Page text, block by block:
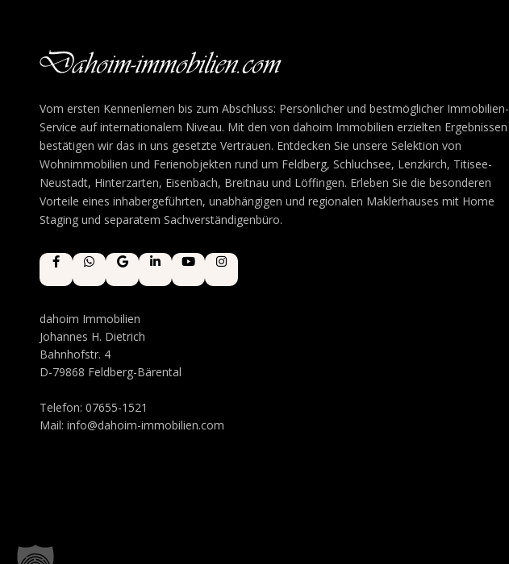
Vom ersten Kennenlernen bis zum Abschluss: Persönlicher und bestmöglicher Immobilien-
Service auf internationalem Niveau. Mit den von dahoim Immobilien erzielten Ergebnissen
bestätigen wir das in uns gesetzte Vertrauen. Entdecken Sie unsere Selektion von
Wohnimmobilien und Ferienobjekten rund um Feldberg, Schluchsee, Lenzkirch, Titisee-
Neustadt, Hinterzarten, Eisenbach, Breitnau und Löffingen. Erleben Sie die besonderen
Vorteile eines inhabergeführten, unabhängigen und regionalen Maklerhauses mit Home
Staging und separatem Sachverständigenbüro.
dahoim Immobilien
Johannes H. Dietrich
Bahnhofstr. 4
D-79868 Feldberg-Bärental
Telefon: 07655-1521
Mail: info@dahoim-immobilien.com